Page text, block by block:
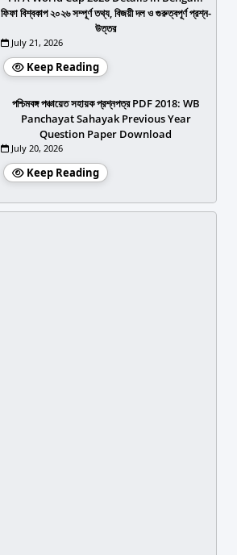
ফিফা বিশ্বকাপ ২০২৬ সম্পূর্ণ তথ্য, বিজয়ী দল ও গুরুত্বপূর্ণ প্রশ্ন-
উত্তর
July 21, 2026
Keep Reading
পশ্চিমবঙ্গ পঞ্চায়েত সহায়ক প্রশ্নপত্র PDF 2018: WB
Panchayat Sahayak Previous Year
Question Paper Download
July 20, 2026
Keep Reading